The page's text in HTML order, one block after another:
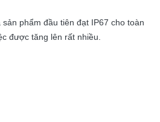
phẩm đầu tiên đạt IP67 cho toàn
được tăng lên rất nhiều.